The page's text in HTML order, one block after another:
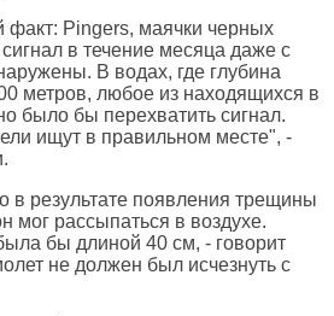
Pingers, маячки черных
в течение месяца даже с
В водах, где глубина
метров, любое из находящихся в
было бы перехватить сигнал.
ищут в правильном месте", -
в результате появления трещины
мог рассыпаться в воздухе.
бы длиной 40 см, - говорит
не должен был исчезнуть с